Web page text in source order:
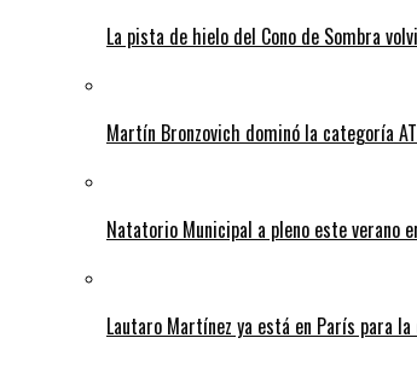
La pista de hielo del Cono de Sombra
Martín Bronzovich dominó la categoría
Natatorio Municipal a pleno este verano
Lautaro Martínez ya está en París para